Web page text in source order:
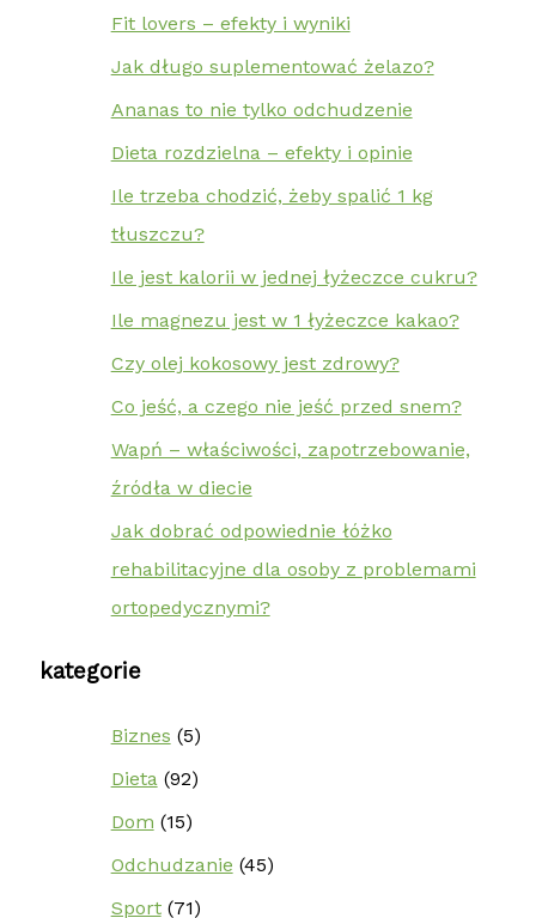
Fit lovers – efekty i wyniki
Jak długo suplementować żelazo?
Ananas to nie tylko odchudzenie
Dieta rozdzielna – efekty i opinie
Ile trzeba chodzić, żeby spalić 1 kg
tłuszczu?
Ile jest kalorii w jednej łyżeczce cukru?
Ile magnezu jest w 1 łyżeczce kakao?
Czy olej kokosowy jest zdrowy?
Co jeść, a czego nie jeść przed snem?
Wapń – właściwości, zapotrzebowanie,
źródła w diecie
Jak dobrać odpowiednie łóżko
rehabilitacyjne dla osoby z problemami
ortopedycznymi?
kategorie
Biznes (5)
Dieta(92)
Dom (15)
Odchudzanie (45)
Sport(71)